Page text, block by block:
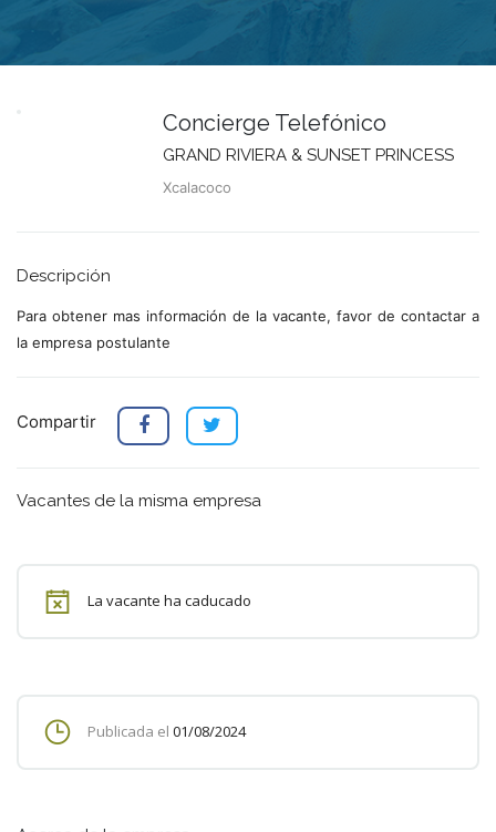
Concierge Telefónico
GRAND RIVIERA & SUNSET PRINCESS
Xcalacoco
Descripción
Para obtener mas información de la vacante, favor de contactar a
la empresa postulante
Compartir
Vacantes de la misma empresa
La vacante ha caducado
Publicada el 01/08/2024